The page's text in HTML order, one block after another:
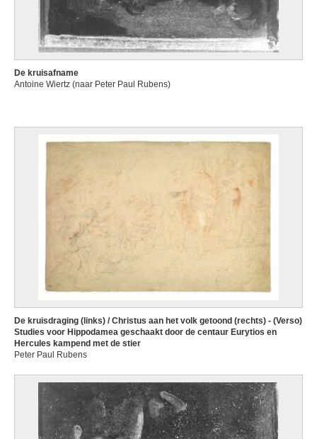
De kruisafname
Antoine Wiertz (naar Peter Paul Rubens)
De kruisdraging (links) / Christus aan het volk getoond (rechts) - (Verso)
Studies voor Hippodamea geschaakt door de centaur Eurytios en
Hercules kampend met de stier
Peter Paul Rubens